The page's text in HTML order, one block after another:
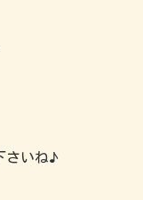
さいね♪